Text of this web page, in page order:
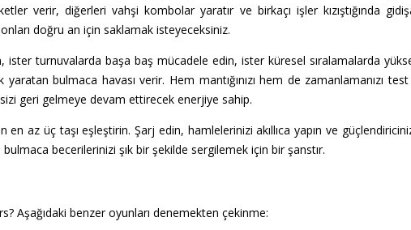
verir, diğerleri vahşi kombolar yaratır ve birkaçı işler kızıştığında
doğru an için saklamak isteyeceksiniz.
ister turnuvalarda başa baş mücadele edin, ister küresel sıralamalarda
yaratan bulmaca havası verir. Hem mantığınızı hem de zamanlamanızı
geri gelmeye devam ettirecek enerjiye sahip.
en az üç taşı eşleştirin. Şarj edin, hamlelerinizi akıllıca yapın ve
becerilerinizi şık bir şekilde sergilemek için bir şanstır.
Aşağıdaki benzer oyunları denemekten çekinme: